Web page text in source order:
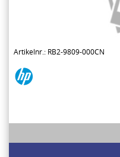
Artikelnr.: RB2-9809-000CN